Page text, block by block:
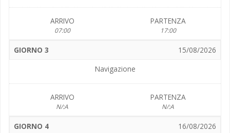
ARRIVO
07:00
PARTENZA
17:00
GIORNO 3
15/08/2026
Navigazione
ARRIVO
N/:A
PARTENZA
N/:A
GIORNO 4
16/08/2026